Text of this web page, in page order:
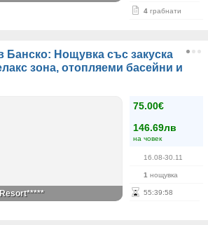
4 грабнати
Банско: Нощувка със закуска
зона, отопляеми басейни и
75.00€
146.69лв
на човек
16.08-30.11
1 нощувка
55:39:58